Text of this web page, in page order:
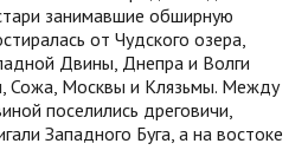
занимавшие обширную
от Чудского озера,
Двины, Днепра и Волги
Сожа, Москвы и Клязьмы. Между
поселились дреговичи,
Западного Буга, а на востоке